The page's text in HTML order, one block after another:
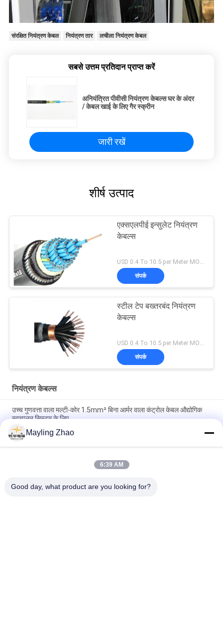
संरक्षित नियंत्रण केबल नियंत्रण तार लचीला नियंत्रण केबल
सबसे उत्तम प्रतिदान प्राप्त करें
अनियंत्रित पीवीसी नियंत्रण केबल्स घर के अंदर
/ केबल खाई के लिए गैर स्क्रीन
जारी रखें
शीर्ष उत्पाद
एक्सएलपीई इन्सुलेट नियंत्रण
केबल्स
USD 0.4 To 10.5 per Meter MOQ:1000 मी
संपर्क
स्टील टेप बख्तरबंद नियंत्रण
केबल्स
संपर्क
नियंत्रण केबल्स
उच्च गुणवत्ता वाला मल्टी-कोर 1.5mm² बिना आर्मर वाला कंट्रोल केबल औद्योगिक
स्वचालन सिस्टम के लिए
शंघाई शेंगहुआ केबल प्रोफेशनल 2 - 61 कोर अन बख्तरबंद केबल अनुकूलित सीई
केमा प्रमाणन
शंघाई शेनहुआ पावर केबल पेशेवर नियंत्रण लचीला तार केबल पर्यावरण के अनुकूल
Mayling Zhao
6:39 AM
Good day, what product are you looking for?